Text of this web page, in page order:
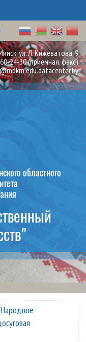
ул. Л. Кижеватова, 9
24-30(приемная, факс)
областного